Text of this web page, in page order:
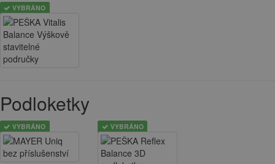
VYBRÁNO
Podloketky
VYBRÁNO VYBRÁNO